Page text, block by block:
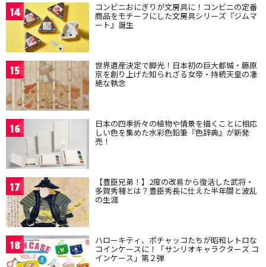
14 コンビニおにぎりが文房具に！コンビニの定番
商品をモチーフにした文房具シリーズ『ジムマ
ート』誕生
15 世界遺産決定で脚光！日本初の巨大都城・藤原
京を創り上げた知られざる女帝・持統天皇の凄
絶な執念
16 日本の四季折々の植物や情景を描くことに相応
しい色を集めた水彩色鉛筆『色辞典』が新発
売！
17 【豊臣兄弟！】2度の改易から復活した武将・
多賀秀種とは？豊臣秀長に仕えた半年間と波乱
の生涯
18 ハローキティ、ポチャッコたちが昭和レトロな
コインケースに！「サンリオキャラクターズ コ
インケース」第２弾